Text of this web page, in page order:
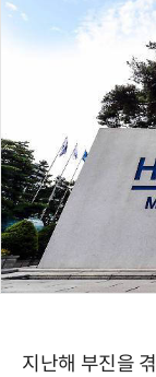
지난해 부진을